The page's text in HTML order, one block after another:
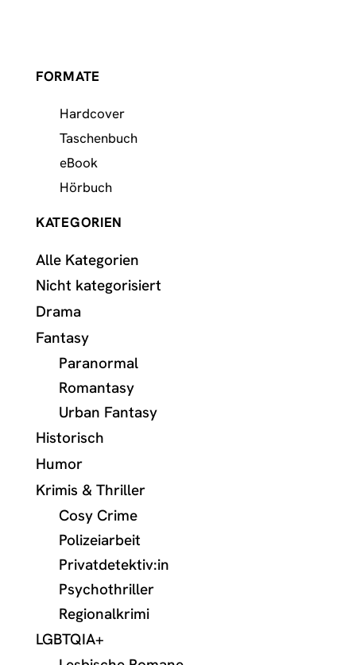
FORMATE
Hardcover
Taschenbuch
eBook
Hörbuch
KATEGORIEN
Alle Kategorien
Nicht kategorisiert
Drama
Fantasy
Paranormal
Romantasy
Urban Fantasy
Historisch
Humor
Krimis & Thriller
Cosy Crime
Polizeiarbeit
Privatdetektiv:in
Psychothriller
Regionalkrimi
LGBTQIA+